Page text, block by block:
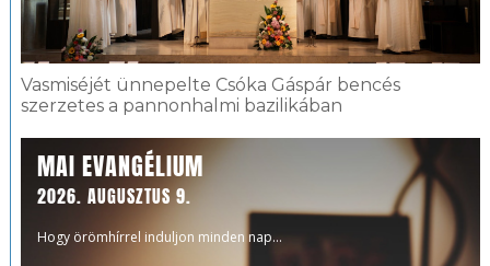
Vasmiséjét ünnepelte Csóka Gáspár bencés
szerzetes a pannonhalmi bazilikában
MAI EVANGÉLIUM
2026. AUGUSZTUS 9.
Hogy örömhírrel induljon minden nap...